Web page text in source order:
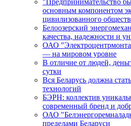
"Предпринимательство
основным компонентом
цивилизованного
Белоозерский
качества, надежности и
ОАО
— на мировом уровне
В отличие от людей,
сутки
Вся Беларусь должна
технологий
БЭРН: коллектив
современный бренд и
ОАО
пределами Беларуси